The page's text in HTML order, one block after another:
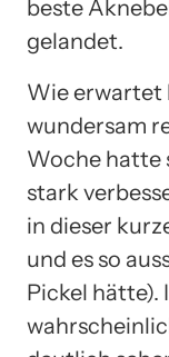
beste
gelandet.
Wie erwartet
wundersam
Woche hatte
stark
in dieser
und es so
Pickel hätte).